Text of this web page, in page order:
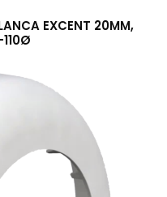
EXCENT 20MM,